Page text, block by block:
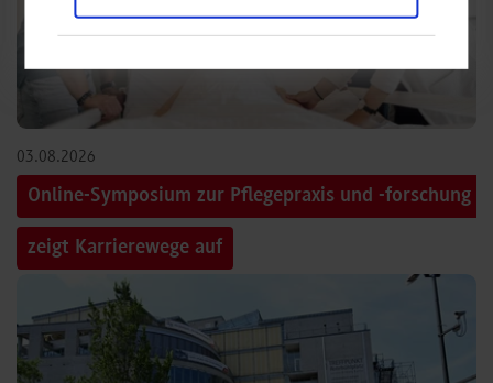
03.08.2026
Online-Symposium zur Pflegepraxis und -forschung
zeigt Karrierewege auf